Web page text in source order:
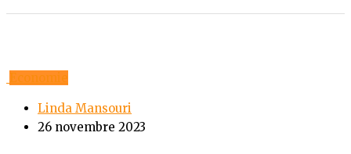
Economie
Linda Mansouri
26 novembre 2023